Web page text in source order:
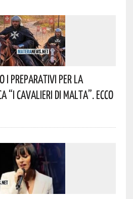
I Preparativi Per La
CAVALIERI DI MALTA”. Ecco